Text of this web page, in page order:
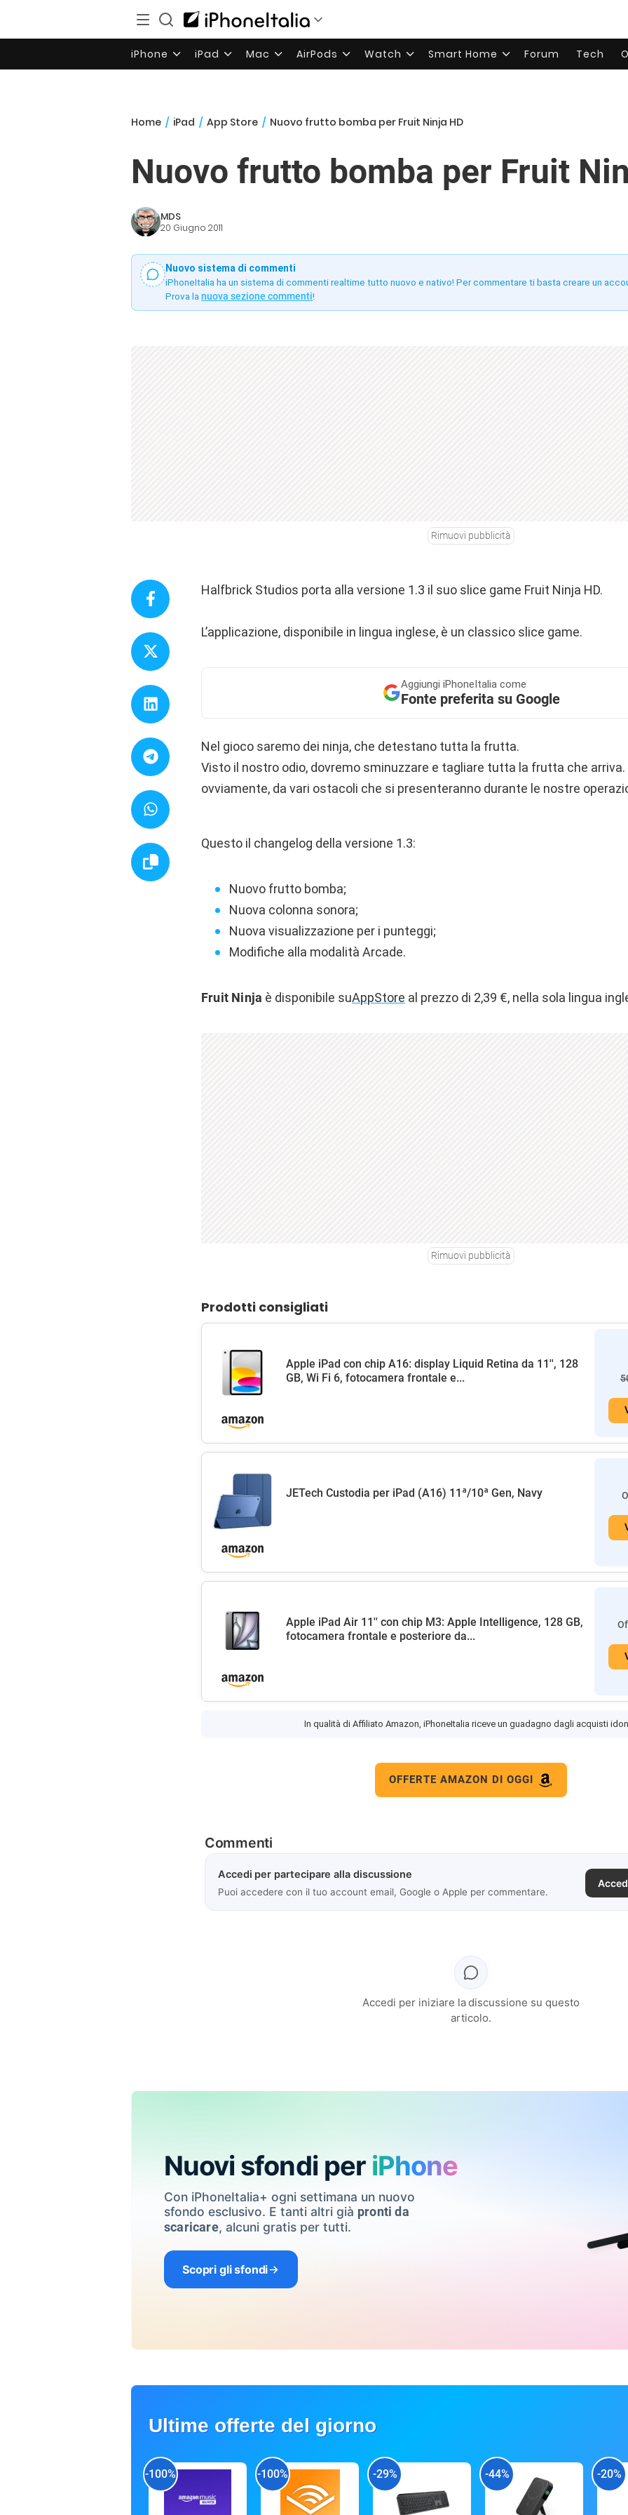
iPhone iPad Mac AirPods Watch Smart Home Forum Tech
Home / iPad / App Store / Nuovo frutto bomba per Fruit Ninja HD
Nuovo frutto bomba per Fruit
MDS
20 Giugno 2011
Nuovo sistema di commenti
iPhoneItalia ha un sistema di commenti realtime tutto nuovo e nativo! Per commentare ti basta creare un
Prova la nuova sezione commenti!
Rimuovi pubblicità
Halfbrick Studios porta alla versione 1.3 il suo slice game Fruit Ninja HD.
L’applicazione, disponibile in lingua inglese, è un classico slice game.
Aggiungi iPhoneItalia come
Fonte preferita su Google
Nel gioco saremo dei ninja, che detestano tutta la frutta.
Visto il nostro odio, dovremo sminuzzare e tagliare tutta la frutta che
ovviamente, da vari ostacoli che si presenteranno durante le nostre
Questo il changelog della versione 1.3:
Nuovo frutto bomba;
Nuova colonna sonora;
Nuova visualizzazione per i punteggi;
Modifiche alla modalità Arcade.
Fruit Ninja è disponibile suAppStore al prezzo di 2,39 €, nella sola lingua
Rimuovi pubblicità
Prodotti consigliati
Apple iPad con chip A16: display Liquid Retina da 11'', 128
GB, Wi Fi 6, fotocamera frontale e...
JETech Custodia per iPad (A16) 11ª/10ª Gen, Navy
Apple iPad Air 11'' con chip M3: Apple Intelligence, 128 GB,
fotocamera frontale e posteriore da...
In qualità di Affiliato Amazon, iPhoneItalia riceve un guadagno dagli acquisti
OFFERTE AMAZON DI OGGI
Commenti
Accedi per partecipare alla discussione
Puoi accedere con il tuo account email, Google o Apple per commentare.
Accedi per iniziare la discussione su questo
articolo.
Nuovi sfondi per iPhone
Con iPhoneItalia+ ogni settimana un nuovo
sfondo esclusivo. E tanti altri già pronti da
scaricare, alcuni gratis per tutti.
Scopri gli sfondi
Ultime offerte del giorno
-100% -100% -29% -44% -20%